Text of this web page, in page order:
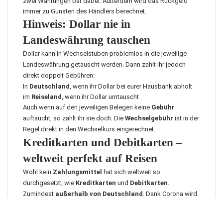
immer zu Gunsten des Händlers berechnet.
Hinweis: Dollar nie in
Landeswährung tauschen
Dollar kann in Wechselstuben problemlos in die jeweilige
Landeswährung getauscht werden. Dann zahlt ihr jedoch
direkt doppelt Gebühren:
In Deutschland, wenn ihr Dollar bei eurer Hausbank abholt
im Reiseland, wenn ihr Dollar umtauscht
Auch wenn auf den jeweiligen Belegen keine Gebühr
auftaucht, so zahlt ihr sie doch. Die Wechselgebühr ist in der
Regel direkt in den Wechselkurs eingerechnet.
Kreditkarten und Debitkarten –
weltweit perfekt auf Reisen
Wohl kein Zahlungsmittel hat sich weltweit so
durchgesetzt, wie Kreditkarten und Debitkarten.
Zumindest außerhalb von Deutschland . Dank Corona wird